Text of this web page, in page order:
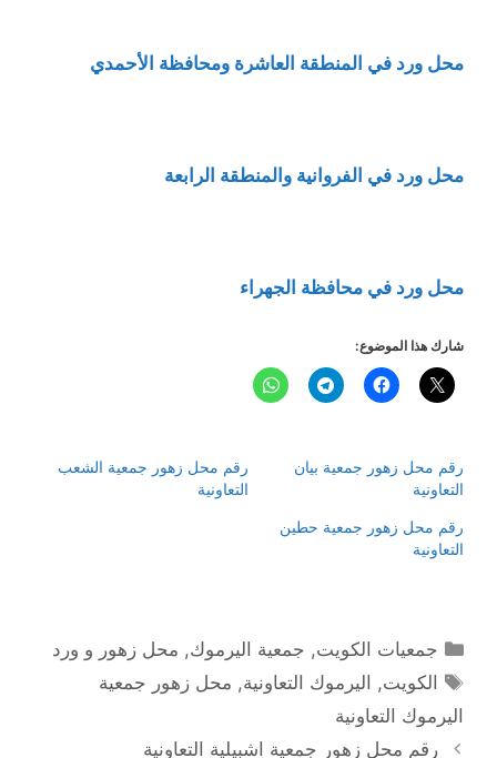
محل ورد في المنطقة العاشرة ومحافظة الأحمدي
محل ورد في الفروانية والمنطقة الرابعة
محل ورد في محافظة الجهراء
شارك هذا الموضوع:
رقم محل زهور جمعية بيان
التعاونية
رقم محل زهور جمعية الشعب
التعاونية
رقم محل زهور جمعية حطين
التعاونية
التصنيفات
جمعيات الكويت, جمعية اليرموك, محل زهور و ورد
الوسوم
الكويت, اليرموك التعاونية, محل زهور جمعية
اليرموك التعاونية
رقم محل زهور جمعية اشبيلية التعاونية